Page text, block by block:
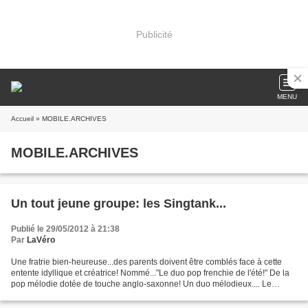
Publicité
MENU
Accueil » MOBILE.ARCHIVES
MOBILE.ARCHIVES
Un tout jeune groupe: les Singtank...
Publié le 29/05/2012 à 21:38
Par LaVéro
Une fratrie bien-heureuse...des parents doivent être comblés face à cette
entente idyllique et créatrice! Nommé..."Le duo pop frenchie de l'été!" De la
pop mélodie dotée de touche anglo-saxonne! Un duo mélodieux.... Le